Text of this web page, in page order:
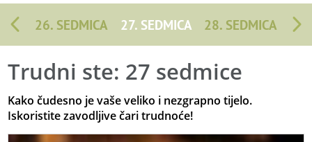
26. SEDMICA 27. SEDMICA 28. SEDMICA
Trudni ste: 27 sedmice
Kako čudesno je vaše veliko i nezgrapno tijelo.
Iskoristite zavodljive čari trudnoće!